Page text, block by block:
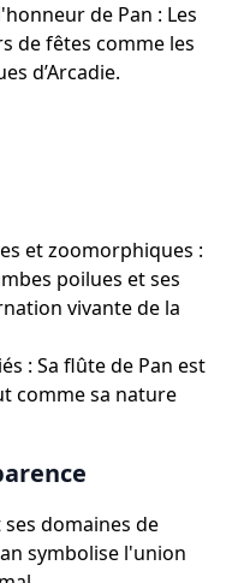
de Pan : Les
de fêtes comme les
d’Arcadie.
et zoomorphiques :
poilues et ses
vivante de la
: Sa flûte de Pan est
comme sa nature
domaines de
symbolise l'union